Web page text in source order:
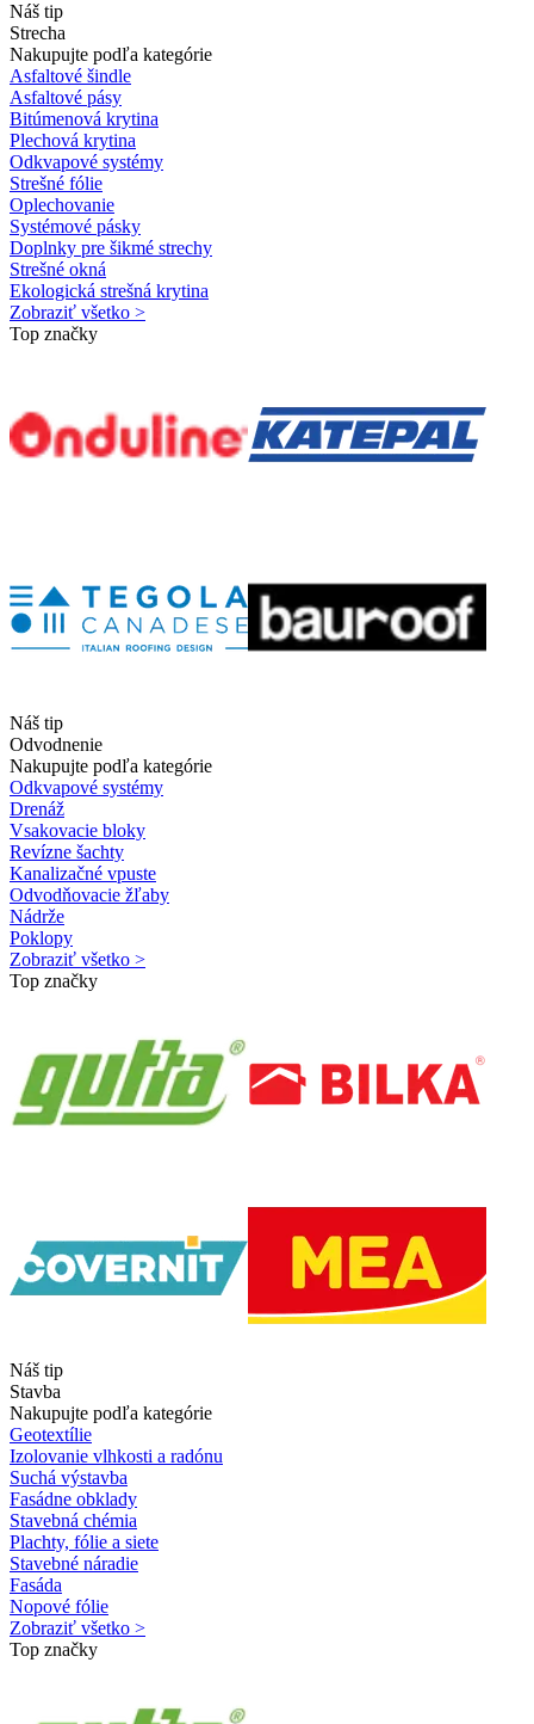
Náš tip
Strecha
Nakupujte podľa kategórie
Asfaltové šindle
Asfaltové pásy
Bitúmenová krytina
Plechová krytina
Odkvapové systémy
Strešné fólie
Oplechovanie
Systémové pásky
Doplnky pre šikmé strechy
Strešné okná
Ekologická strešná krytina
Zobraziť všetko >
Top značky
Náš tip
Odvodnenie
Nakupujte podľa kategórie
Odkvapové systémy
Drenáž
Vsakovacie bloky
Revízne šachty
Kanalizačné vpuste
Odvodňovacie žľaby
Nádrže
Poklopy
Zobraziť všetko >
Top značky
Náš tip
Stavba
Nakupujte podľa kategórie
Geotextílie
Izolovanie vlhkosti a radónu
Suchá výstavba
Fasádne obklady
Stavebná chémia
Plachty, fólie a siete
Stavebné náradie
Fasáda
Nopové fólie
Zobraziť všetko >
Top značky